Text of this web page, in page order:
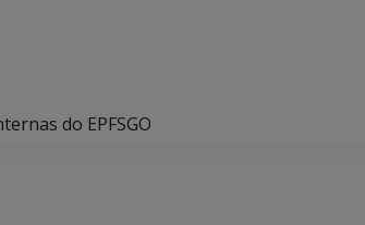
do EPFSGO